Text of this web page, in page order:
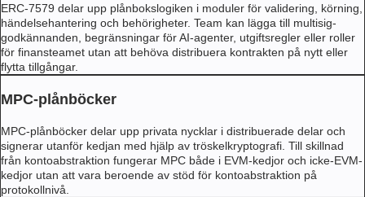
ERC-7579 delar upp plånbokslogiken i moduler för validering, körning,
händelsehantering och behörigheter. Team kan lägga till multisig-
godkännanden, begränsningar för AI-agenter, utgiftsregler eller roller
för finansteamet utan att behöva distribuera kontrakten på nytt eller
flytta tillgångar.
MPC-plånböcker
MPC-plånböcker delar upp privata nycklar i distribuerade delar och
signerar utanför kedjan med hjälp av tröskelkryptografi. Till skillnad
från kontoabstraktion fungerar MPC både i EVM-kedjor och icke-EVM-
kedjor utan att vara beroende av stöd för kontoabstraktion på
protokollnivå.